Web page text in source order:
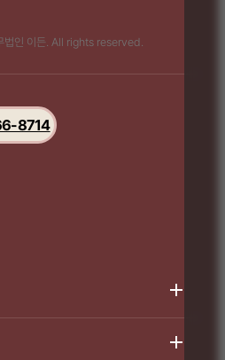
인 이든. All rights reserved.
8714